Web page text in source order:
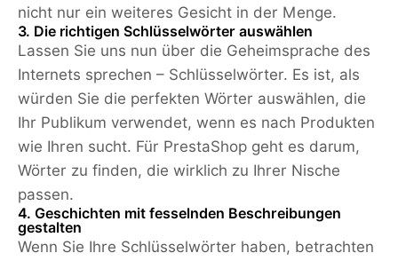
nicht nur ein weiteres Gesicht in der Menge.
3. Die richtigen Schlüsselwörter auswählen
Lassen Sie uns nun über die Geheimsprache des
Internets sprechen – Schlüsselwörter. Es ist, als
würden Sie die perfekten Wörter auswählen, die
Ihr Publikum verwendet, wenn es nach Produkten
wie Ihren sucht. Für PrestaShop geht es darum,
Wörter zu finden, die wirklich zu Ihrer Nische
passen.
4. Geschichten mit fesselnden Beschreibungen
gestalten
Wenn Sie Ihre Schlüsselwörter haben, betrachten